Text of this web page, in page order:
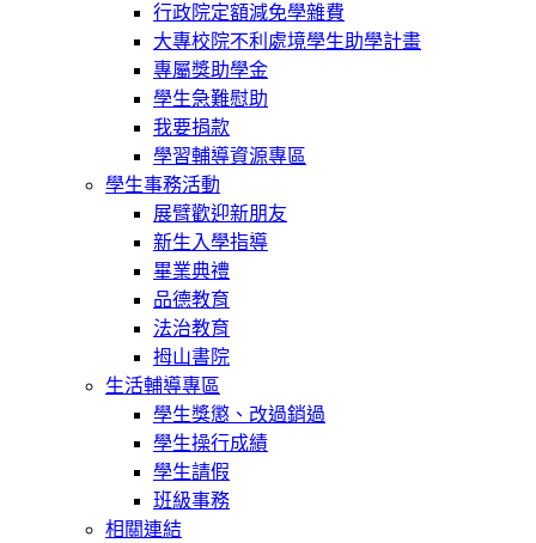
行政院定額減免學雜費
大專校院不利處境學生助學計畫
專屬獎助學金
學生急難慰助
我要捐款
學習輔導資源專區
學生事務活動
展臂歡迎新朋友
新生入學指導
畢業典禮
品德教育
法治教育
拇山書院
生活輔導專區
學生獎懲、改過銷過
學生操行成績
學生請假
班級事務
相關連結